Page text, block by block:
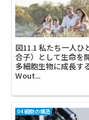
図11.1 私たち一人ひ
合子）として生命を
多細胞生物に成長
Wout...
04 細胞の構造